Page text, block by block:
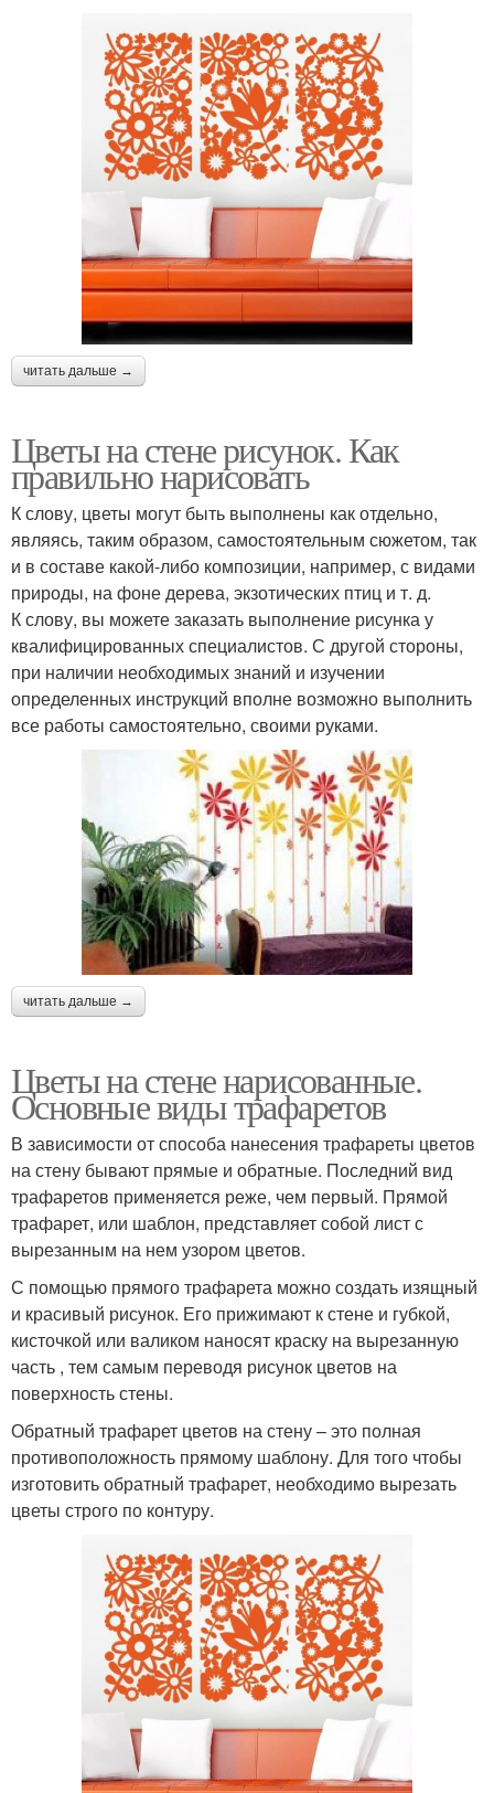
читать дальше →
Цветы на стене рисунок. Как
правильно нарисовать
К слову, цветы могут быть выполнены как отдельно,
являясь, таким образом, самостоятельным сюжетом, так
и в составе какой-либо композиции, например, с видами
природы, на фоне дерева, экзотических птиц и т. д.
К слову, вы можете заказать выполнение рисунка у
квалифицированных специалистов. С другой стороны,
при наличии необходимых знаний и изучении
определенных инструкций вполне возможно выполнить
все работы самостоятельно, своими руками.
читать дальше →
Цветы на стене нарисованные.
Основные виды трафаретов
В зависимости от способа нанесения трафареты цветов
на стену бывают прямые и обратные. Последний вид
трафаретов применяется реже, чем первый. Прямой
трафарет, или шаблон, представляет собой лист с
вырезанным на нем узором цветов.
С помощью прямого трафарета можно создать изящный
и красивый рисунок. Его прижимают к стене и губкой,
кисточкой или валиком наносят краску на вырезанную
часть , тем самым переводя рисунок цветов на
поверхность стены.
Обратный трафарет цветов на стену – это полная
противоположность прямому шаблону. Для того чтобы
изготовить обратный трафарет, необходимо вырезать
цветы строго по контуру.